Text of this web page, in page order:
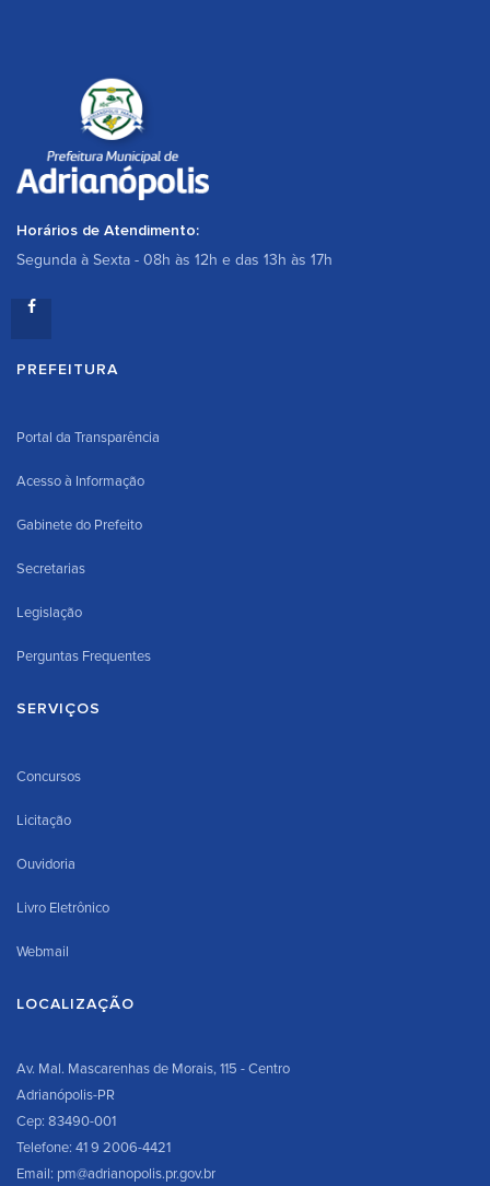
Horários de Atendimento:
Segunda à Sexta - 08h às 12h e das 13h às 17h
PREFEITURA
Portal da Transparência
Acesso à Informação
Gabinete do Prefeito
Secretarias
Legislação
Perguntas Frequentes
SERVIÇOS
Concursos
Licitação
Ouvidoria
Livro Eletrônico
Webmail
LOCALIZAÇÃO
Av. Mal. Mascarenhas de Morais, 115 - Centro
Adrianópolis-PR
Cep: 83490-001
Telefone: 41 9 2006-4421
Email: pm@adrianopolis.pr.gov.br